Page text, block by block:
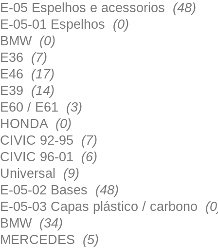
E-05 Espelhos e acessorios (48)
E-05-01 Espelhos (0)
BMW (0)
E36 (7)
E46 (17)
E39 (14)
E60 / E61 (3)
HONDA (0)
CIVIC 92-95 (7)
CIVIC 96-01 (6)
Universal (9)
E-05-02 Bases (48)
E-05-03 Capas plástico / carbono
BMW (34)
MERCEDES (5)